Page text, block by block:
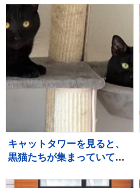
キャットタワーを見ると、
黒猫たちが集まっていて…
『素敵すぎる瞬間』に２万